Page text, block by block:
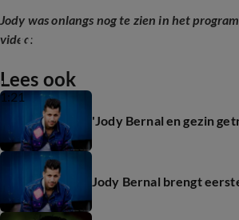
Jody was onlangs nog te zien in het
video:
1:21
Droom van Jody Bernal komt
Lees ook
'Jody Bernal en gezin
Jody Bernal brengt